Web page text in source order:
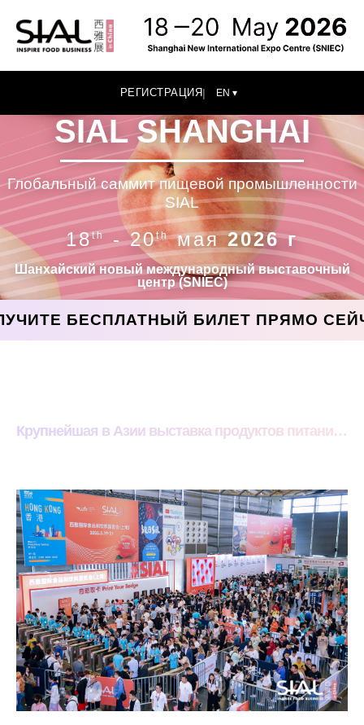
РЕГИСТРАЦИЯ| EN ▾
SIAL SHANGHAI
Глобальный саммит пищевой промышленности
SIAL
18th- 20thмая2026 г
Шанхайский новый международный выставочный
центр (SNIEC)
БЕСПЛАТНЫЙ БИЛЕТ ПРЯМО
Крупнейшая в Азии выставка продуктов питания и напитков